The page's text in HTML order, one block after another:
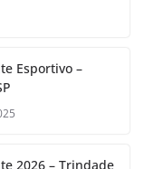
Esportivo –
2026 – Trindade